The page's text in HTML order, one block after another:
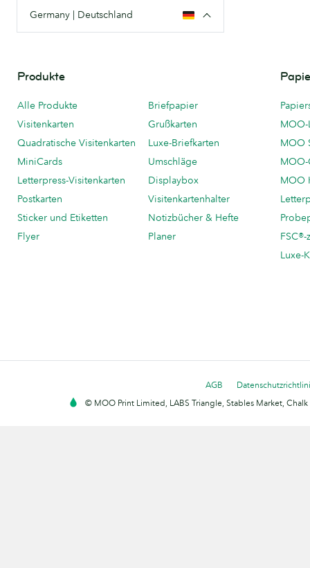
Germany | Deutschland
Produkte
Alle Produkte
Visitenkarten
Quadratische Visitenkarten
MiniCards
Letterpress-Visitenkarten
Postkarten
Sticker und Etiketten
Flyer
Briefpapier
Grußkarten
Luxe-Briefkarten
Umschläge
Displaybox
Visitenkartenhalter
Notizbücher & Hefte
Planer
MOO-
MOO
MOO
Luxe-
AGB
© MOO Print Limited, LABS Triangle, Stables Market,